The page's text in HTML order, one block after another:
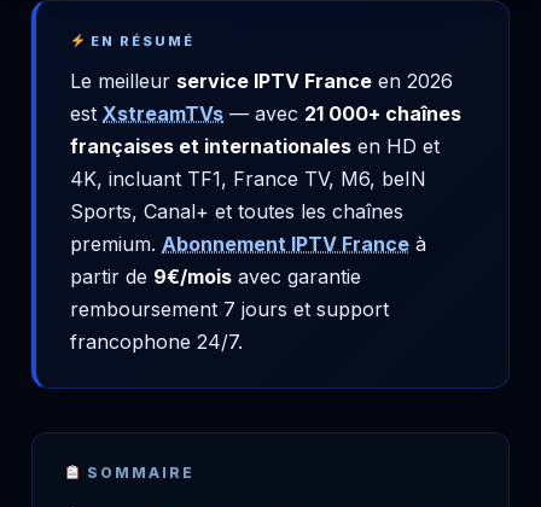
EN RÉSUMÉ
Le meilleur service IPTV France en 2026
est XstreamTVs — avec 21 000+ chaînes
françaises et internationales en HD et
4K, incluant TF1, France TV, M6, beIN
Sports, Canal+ et toutes les chaînes
premium. Abonnement IPTV France à
partir de 9€/mois avec garantie
remboursement 7 jours et support
francophone 24/7.
SOMMAIRE